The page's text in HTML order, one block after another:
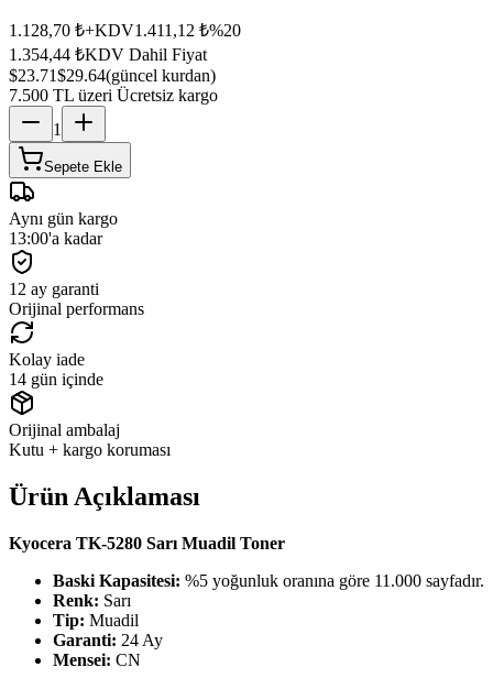
1.128,70 ₺+KDV1.411,12 ₺%20
1.354,44 ₺KDV Dahil Fiyat
$23.71$29.64(güncel kurdan)
7.500 TL üzeri Ücretsiz kargo
1
Sepete Ekle
Aynı gün kargo
13:00'a kadar
12 ay garanti
Orijinal performans
Kolay iade
14 gün içinde
Orijinal ambalaj
Kutu + kargo koruması
Ürün Açıklaması
Kyocera TK-5280 Sarı Muadil Toner
Baski Kapasitesi: %5 yoğunluk oranına göre 11.000 sayfadır.
Renk: Sarı
Tip: Muadil
Garanti: 24 Ay
Mensei: CN